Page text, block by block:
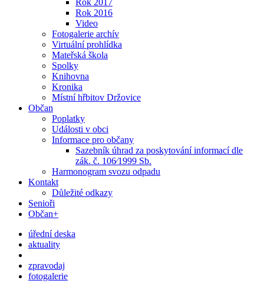
Rok 2017
Rok 2016
Video
Fotogalerie archív
Virtuální prohlídka
Mateřská škola
Spolky
Knihovna
Kronika
Místní hřbitov Držovice
Občan
Poplatky
Události v obci
Informace pro občany
Sazebník úhrad za poskytování informací dle
zák. č. 106⁄1999 Sb.
Harmonogram svozu odpadu
Kontakt
Důležité odkazy
Senioři
Občan+
úřední deska
aktuality
zpravodaj
fotogalerie